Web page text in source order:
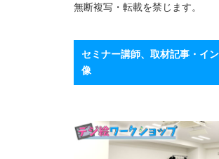
無断複写・転載を禁じます。
セミナー講師、取材記事・イ
像